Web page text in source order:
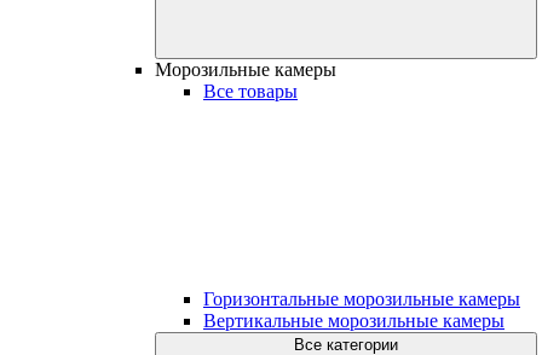
Морозильные камеры
Все товары
Горизонтальные морозильные камеры
Вертикальные морозильные камеры
Все категории